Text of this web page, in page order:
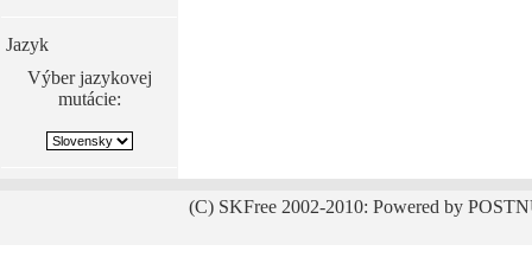
Jazyk
Výber jazykovej
mutácie:
(C) SKFree 2002-2010: Powered by